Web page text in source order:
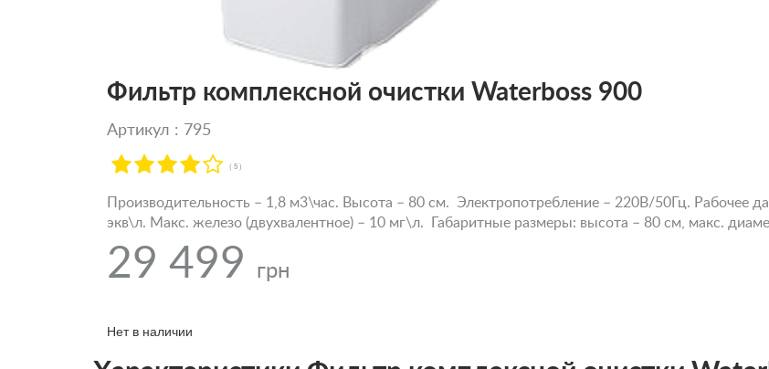
Фильтр комплексной очистки Waterboss 900
Артикул : 795
( 5 )
Производительность – 1,8 м3\час. Высота – 80 см. Электропотребление – 220В/50Гц. Рабочее
экв\л. Макс. железо (двухвалентное) – 10 мг\л. Габаритные размеры: высота – 80 см, макс.
29 499 грн
Нет в наличии